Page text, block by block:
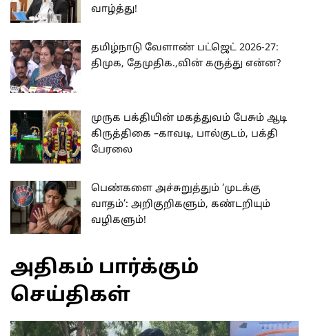
வாழ்த்து!
தமிழ்நாடு வேளாண் பட்ஜெட் 2026-27:
திமுக, தேமுதிக.,வின் கருத்து என்ன?
முருக பக்தியின் மகத்துவம் பேசும் ஆடி
கிருத்திகை –காவடி, பால்குடம், பக்தி
பேரலை
பெண்களை அச்சுறுத்தும் ‘முடக்கு
வாதம்’: அறிகுறிகளும், கண்டறியும்
வழிகளும்!
அதிகம் பார்க்கும்
செய்திகள்